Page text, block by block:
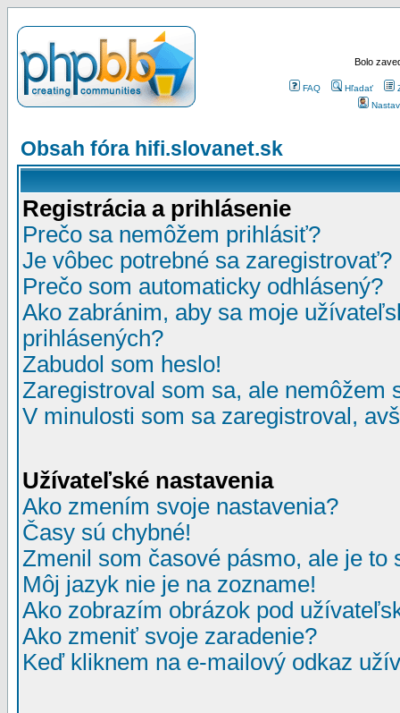
Bolo
FAQ Hľadať
Obsah fóra hifi.slovanet.sk
Registrácia a prihlásenie
Prečo sa nemôžem prihlásiť?
Je vôbec potrebné sa zaregistrovať?
Prečo som automaticky odhlásený?
Ako zabránim, aby sa moje
prihlásených?
Zabudol som heslo!
Zaregistroval som sa, ale nemôžem
V minulosti som sa zaregistroval,
Užívateľské nastavenia
Ako zmením svoje nastavenia?
Časy sú chybné!
Zmenil som časové pásmo, ale je to
Môj jazyk nie je na zozname!
Ako zobrazím obrázok pod
Ako zmeniť svoje zaradenie?
Keď kliknem na e-mailový odkaz